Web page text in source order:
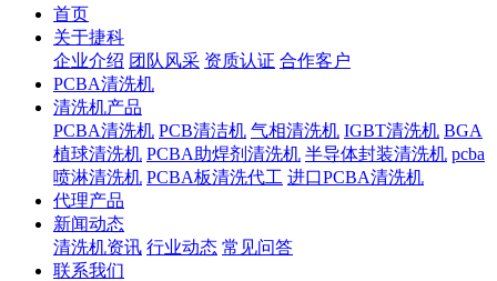
首页
关于捷科
企业介绍 团队风采 资质认证 合作客户
PCBA清洗机
清洗机产品
PCBA清洗机 PCB清洁机 气相清洗机 IGBT清洗机 BGA
植球清洗机 PCBA助焊剂清洗机 半导体封装清洗机 pcba
喷淋清洗机 PCBA板清洗代工 进口PCBA清洗机
代理产品
新闻动态
清洗机资讯 行业动态 常见问答
联系我们